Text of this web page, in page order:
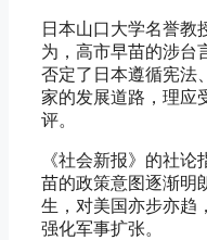
日本山口大学名誉教
为，高市早苗的涉台
否定了日本遵循宪法
家的发展道路，理应
评。
《社会新报》的社论
苗的政策意图逐渐明
生，对美国亦步亦趋
强化军事扩张。